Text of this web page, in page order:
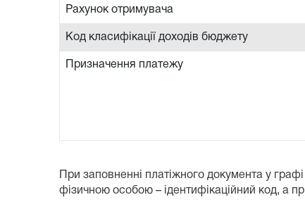
Рахунок отримувача
Код класифікації доходів бюджету
Призначення платежу
При заповненні платіжного документа у
фізичною особою – ідентифікаційний код, а